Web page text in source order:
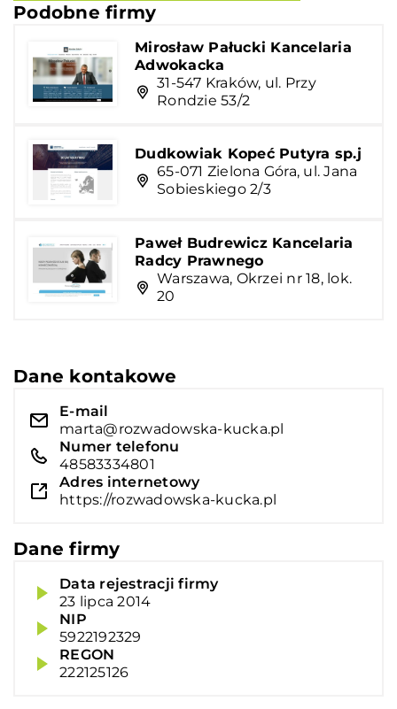
Podobne firmy
Mirosław Pałucki Kancelaria
Adwokacka
31-547 Kraków, ul. Przy
Rondzie 53/2
Dudkowiak Kopeć Putyra sp.j
65-071 Zielona Góra, ul. Jana
Sobieskiego 2/3
Paweł Budrewicz Kancelaria
Radcy Prawnego
Warszawa, Okrzei nr 18, lok.
20
Dane kontakowe
E-mail
marta@rozwadowska-kucka.pl
Numer telefonu
48583334801
Adres internetowy
https://rozwadowska-kucka.pl
Dane firmy
Data rejestracji firmy
23 lipca 2014
NIP
5922192329
REGON
222125126